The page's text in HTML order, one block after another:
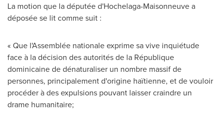
La motion que la députée d'Hochelaga-Maisonneuve a
déposée se lit comme suit :
« Que l'Assemblée nationale exprime sa vive inquiétude
face à la décision des autorités de la République
dominicaine de dénaturaliser un nombre massif de
personnes, principalement d'origine haïtienne, et de vouloir
procéder à des expulsions pouvant laisser craindre un
drame humanitaire;